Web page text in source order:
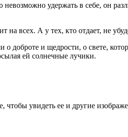
невозможно удержать в себе, он
на всех. А у тех, кто отдает, не
о доброте и щедрости, о свете,
ей солнечные лучики.
чтобы увидеть ее и другие